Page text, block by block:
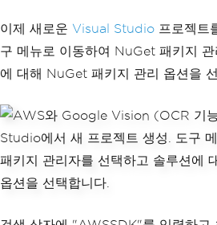
이제 새로운 Visual Studio 프로젝트
구 메뉴로 이동하여 NuGet 패키지 관
에 대해 NuGet 패키지 관리 옵션을